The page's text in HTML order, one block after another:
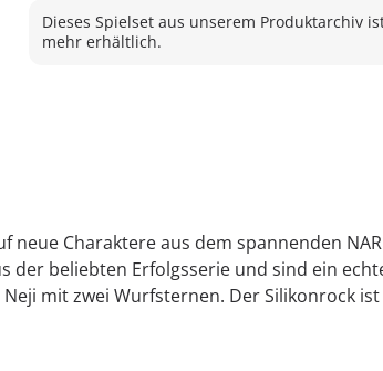
Dieses Spielset aus unserem Produktarchiv
mehr erhältlich.
neue Charaktere aus dem spannenden
der beliebten Erfolgsserie und sind ein
Neji mit zwei Wurfsternen. Der Silikonrock